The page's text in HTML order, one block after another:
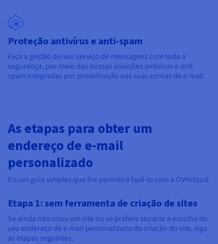
Proteção antivírus e anti-spam
Faça a gestão do seu serviço de mensagens com toda a
segurança, por meio das nossas soluções antivírus e anti-
spam integradas por predefinição nas suas contas de e-mail.
As etapas para obter um
endereço de e-mail
personalizado
Eis um guia simples que lhe permitirá fazê-lo com a OVHcloud.
Etapa 1: sem ferramenta de criação de sites
Se ainda não criou um site ou se prefere separar a escolha do
seu endereço de e-mail personalizado da criação do site, siga
as etapas seguintes.